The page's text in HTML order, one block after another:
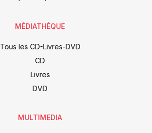
MÉDIATHÈQUE
Tous les CD-Livres-DVD
CD
Livres
DVD
MULTIMEDIA